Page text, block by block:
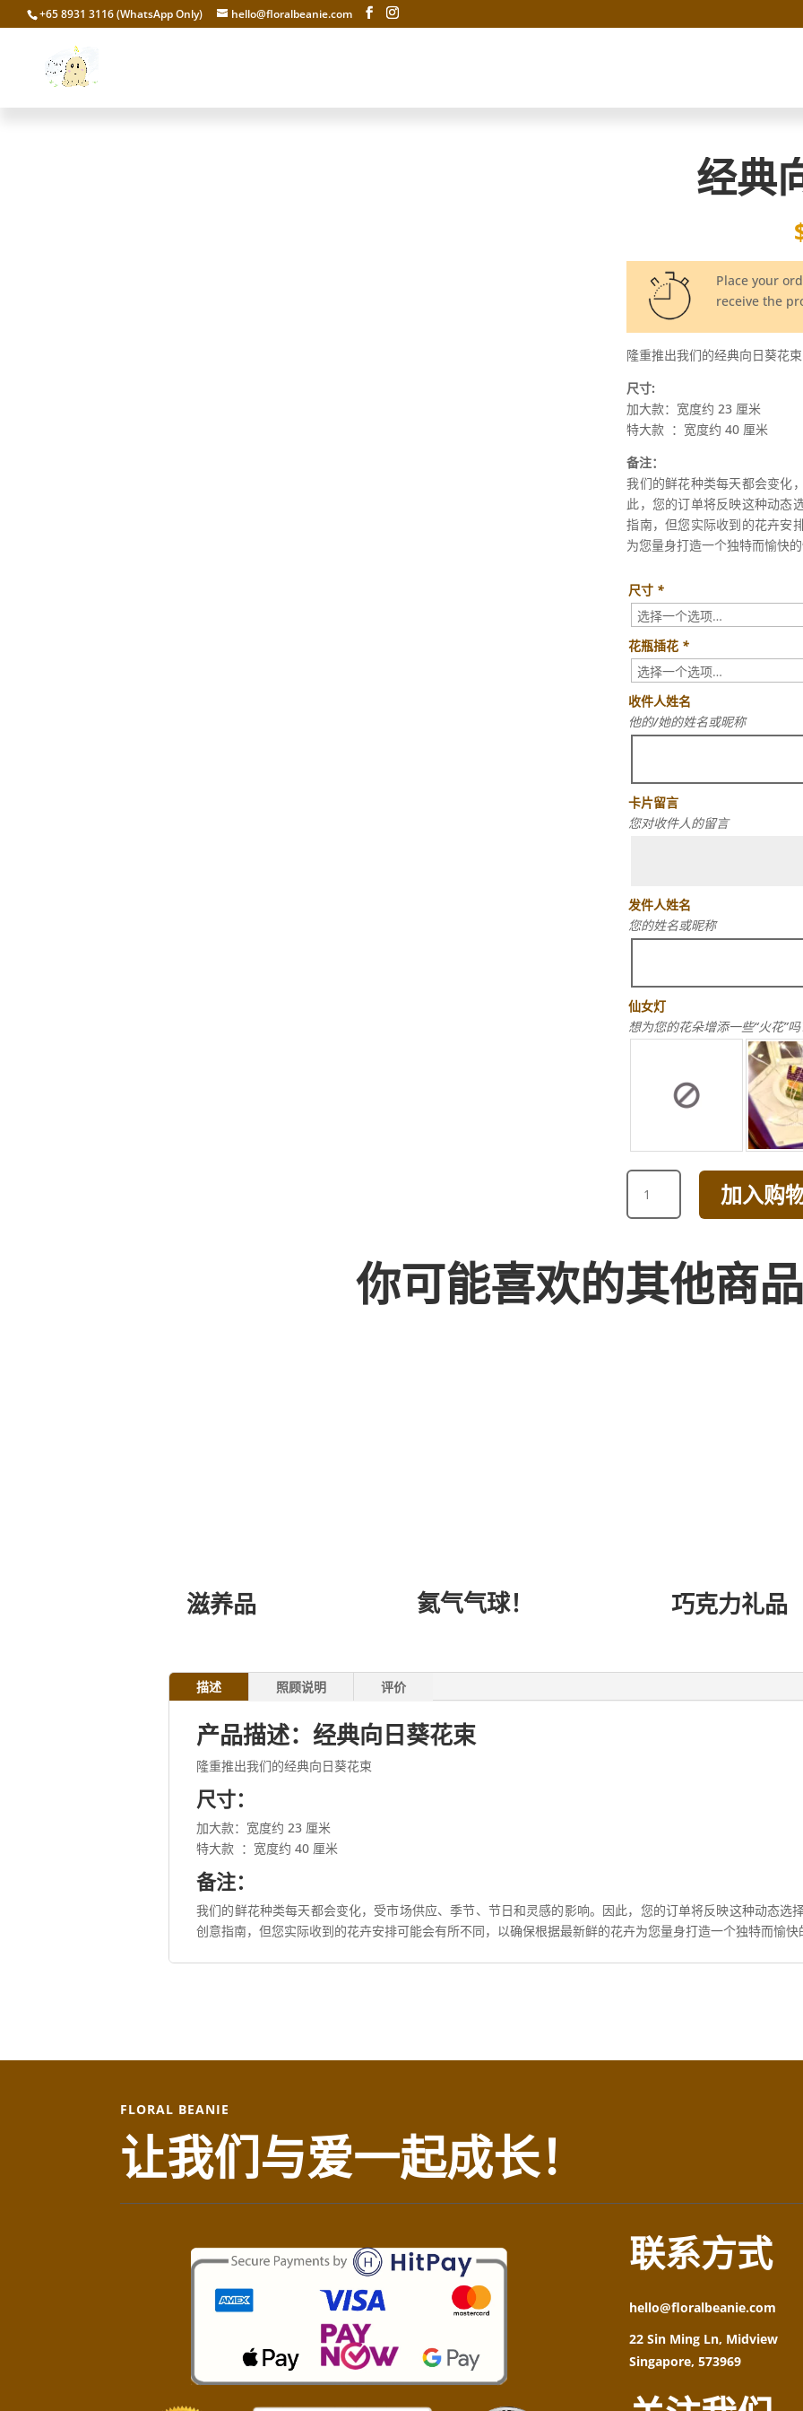
+65 8931 3116 (WhatsApp Only) hello@floralbeanie.com
经典
Place your
receive the
隆重推出我们的经典向日葵花束
尺寸:
加大款：宽度约 23 厘米
特大款 ：宽度约 40 厘米
备注：
我们的鲜花种类每天都会变化
此，您的订单将反映这种动态
指南，但您实际收到的花卉安
为您量身打造一个独特而愉快
尺寸 *
花瓶插花 *
收件人姓名
他的/她的姓名或昵称
卡片留言
您对收件人的留言
发件人姓名
您的姓名或昵称
仙女灯
想为您的花朵增添一些“火花”
CLASSIC
SUNFLOWER
BOUQUET
量
加入购
你可能喜欢的其他商
滋养品 氦气气球！ 巧克力礼品
描述 照顾说明 评价
产品描述：经典向日葵花束
隆重推出我们的经典向日葵花束
尺寸：
加大款：宽度约 23 厘米
特大款 ：宽度约 40 厘米
备注：
我们的鲜花种类每天都会变化，受市场供应、季节、节日和灵感的影响。因此，您的订单将反映这种动态选
创意指南，但您实际收到的花卉安排可能会有所不同，以确保根据最新鲜的花卉为您量身打造一个独特而愉快
FLORAL BEANIE
让我们与爱一起成长！
联系方式
hello@floralbeanie.com
22 Sin Ming Ln, Midview
Singapore, 573969